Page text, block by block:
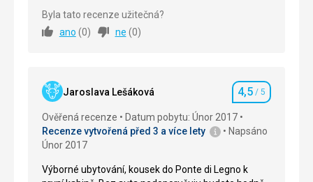
Ubytování
Služby 5,0/ 5
Cena
Byla tato recenze užitečná?
ano (0) ne (0)
Jaroslava Lešáková Hodnocení
4,5 / 5
Ověřená recenze
Datum pobytu: Únor 2017
Recenze vytvořená před 3 a více lety
Napsáno
Únor 2017
Výborné ubytování, kousek do Ponte di Legno k